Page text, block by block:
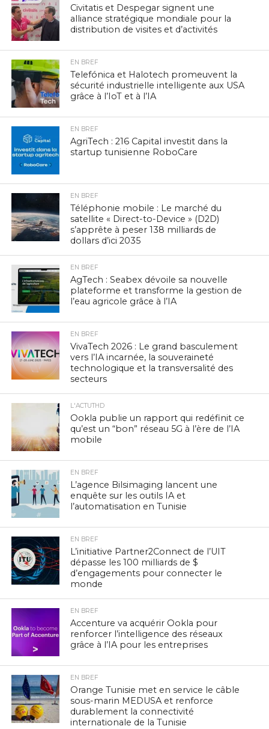
Civitatis et Despegar signent une
alliance stratégique mondiale pour la
distribution de visites et d’activités
EN BREF
Telefónica et Halotech promeuvent la
sécurité industrielle intelligente aux USA
grâce à l’IoT et à l’IA
EN BREF
AgriTech : 216 Capital investit dans la
startup tunisienne RoboCare
EN BREF
Téléphonie mobile : Le marché du
satellite « Direct-to-Device » (D2D)
s’apprête à peser 138 milliards de
dollars d’ici 2035
EN BREF
AgTech : Seabex dévoile sa nouvelle
plateforme et transforme la gestion de
l’eau agricole grâce à l’IA
EN BREF
VivaTech 2026 : Le grand basculement
vers l’IA incarnée, la souveraineté
technologique et la transversalité des
secteurs
L'ACTUTHD
Ookla publie un rapport qui redéfinit ce
qu’est un “bon” réseau 5G à l’ère de l’IA
mobile
EN BREF
L’agence Bilsimaging lancent une
enquête sur les outils IA et
l’automatisation en Tunisie
EN BREF
L’initiative Partner2Connect de l’UIT
dépasse les 100 milliards de $
d’engagements pour connecter le
monde
EN BREF
Accenture va acquérir Ookla pour
renforcer l’intelligence des réseaux
grâce à l’IA pour les entreprises
EN BREF
Orange Tunisie met en service le câble
sous-marin MEDUSA et renforce
durablement la connectivité
internationale de la Tunisie